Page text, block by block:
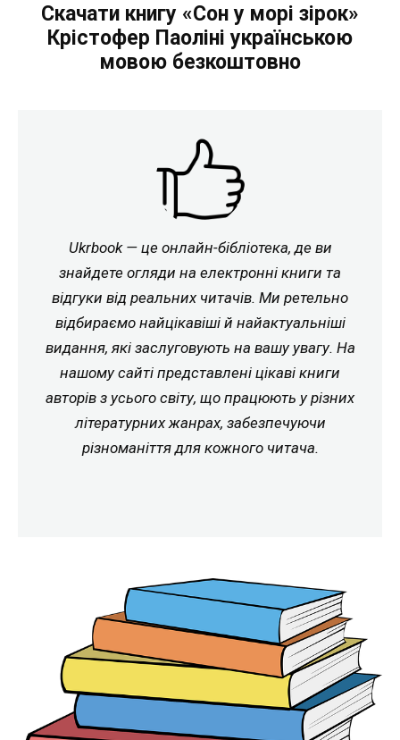
Скачати книгу «Сон у морі зірок»
Крістофер Паоліні українською
мовою безкоштовно
Ukrbook — це онлайн-бібліотека, де ви
знайдете огляди на електронні книги та
відгуки від реальних читачів. Ми ретельно
відбираємо найцікавіші й найактуальніші
видання, які заслуговують на вашу увагу. На
нашому сайті представлені цікаві книги
авторів з усього світу, що працюють у різних
літературних жанрах, забезпечуючи
різноманіття для кожного читача.